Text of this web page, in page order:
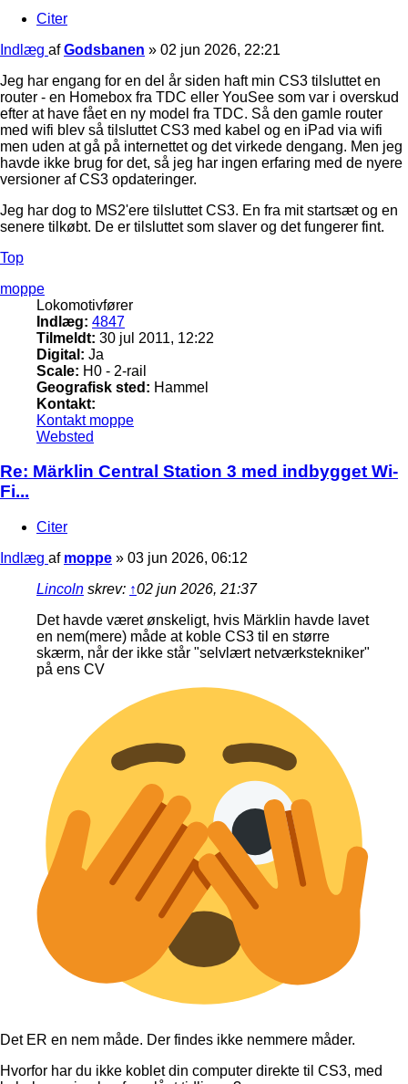
Citer
Indlæg afGodsbanen » 02 jun 2026, 22:21
Jeg har engang for en del år siden haft min CS3 tilsluttet en
router - en Homebox fra TDC eller YouSee som var i overskud
efter at have fået en ny model fra TDC. Så den gamle router
med wifi blev så tilsluttet CS3 med kabel og en iPad via wifi
men uden at gå på internettet og det virkede dengang. Men jeg
havde ikke brug for det, så jeg har ingen erfaring med de nyere
versioner af CS3 opdateringer.
Jeg har dog to MS2'ere tilsluttet CS3. En fra mit startsæt og en
senere tilkøbt. De er tilsluttet som slaver og det fungerer fint.
Top
moppe
Lokomotivfører
Indlæg: 4847
Tilmeldt: 30 jul 2011, 12:22
Digital: Ja
Scale: H0 - 2-rail
Geografisk sted: Hammel
Kontakt:
Kontakt moppe
Websted
Re: Märklin Central Station 3 med indbygget Wi-
Fi...
Citer
Indlæg af moppe » 03 jun 2026, 06:12
Lincoln skrev: ↑02 jun 2026, 21:37
Det havde været ønskeligt, hvis Märklin havde lavet
en nem(mere) måde at koble CS3 til en større
skærm, når der ikke står "selvlært netværkstekniker"
på ens CV
Det ER en nem måde. Der findes ikke nemmere måder.
Hvorfor har du ikke koblet din computer direkte til CS3, med